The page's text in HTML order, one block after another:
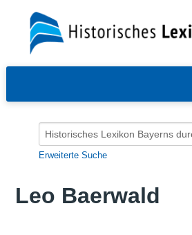
Erweiterte Suche
Leo Baerwald